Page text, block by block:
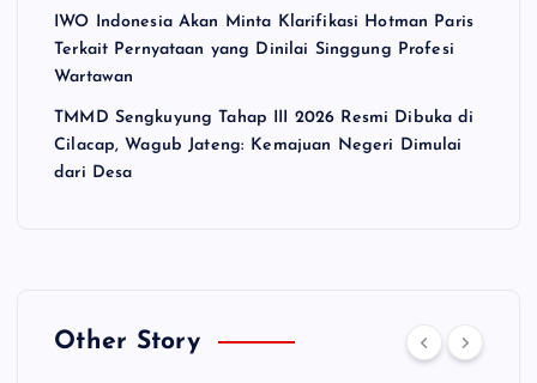
IWO Indonesia Akan Minta Klarifikasi Hotman Paris
Terkait Pernyataan yang Dinilai Singgung Profesi
Wartawan
TMMD Sengkuyung Tahap III 2026 Resmi Dibuka di
Cilacap, Wagub Jateng: Kemajuan Negeri Dimulai
dari Desa
Other Story